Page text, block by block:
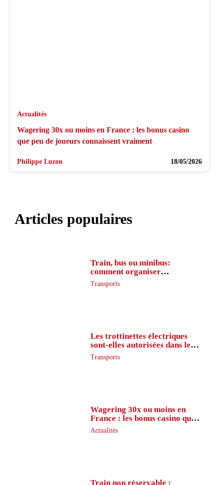
Actualités
Wagering 30x ou moins en France : les bonus casino
que peu de joueurs connaissent vraiment
Philippe Luzon 18/05/2026
Articles populaires
Train, bus ou minibus:
comment organiser
l’itinéraire en France
Transports
Les trottinettes électriques
sont-elles autorisées dans le
métro ?
Transports
Wagering 30x ou moins en
France : les bonus casino que
peu de joueurs connaissent
vraiment
Actualités
Train non réservable :